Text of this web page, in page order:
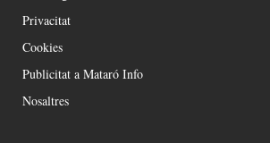
Privacitat
Cookies
Publicitat a Mataró Info
Nosaltres